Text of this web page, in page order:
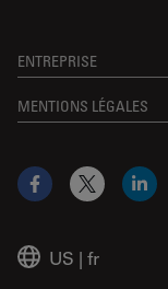
ENTREPRISE
MENTIONS LÉGALES
US | fr
Facebook
X